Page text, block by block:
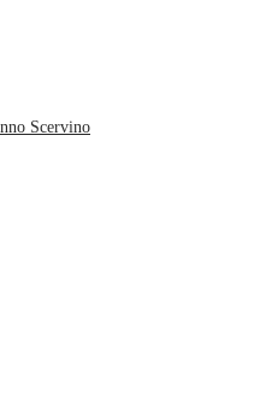
Scervino